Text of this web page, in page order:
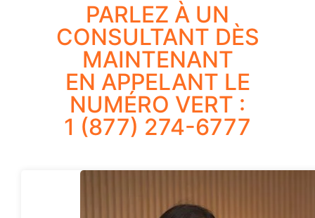
PARLEZ À UN
CONSULTANT DÈS
MAINTENANT
EN APPELANT LE
NUMÉRO VERT :
1 (877) 274-6777